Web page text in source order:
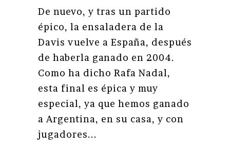
De nuevo, y tras un partido
épico, la ensaladera de la
Davis vuelve a España, después
de haberla ganado en 2004.
Como ha dicho Rafa Nadal,
esta final es épica y muy
especial, ya que hemos ganado
a Argentina, en su casa, y con
jugadores...